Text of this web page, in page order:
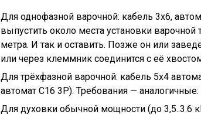
Для однофазной варочной: кабель 3х6,
выпустить около места установки варочной
метра. И так и оставить. Позже он или
или через клеммник соединится с её
Для трёхфазной варочной: кабель 5х4
автомат C16 3P). Требования — аналогичные:
Для духовки обычной мощности (до 3,5..3.6